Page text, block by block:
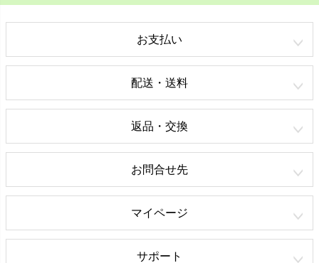
お支払い
配送・送料
返品・交換
お問合せ先
マイページ
サポート